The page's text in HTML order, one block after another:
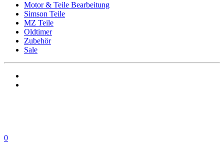
Motor & Teile Bearbeitung
Simson Teile
MZ Teile
Oldtimer
Zubehör
Sale
0